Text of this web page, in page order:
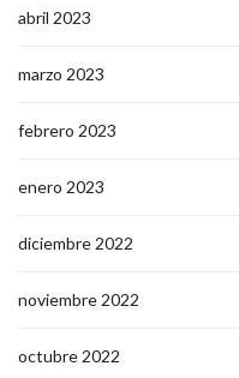
abril 2023
marzo 2023
febrero 2023
enero 2023
diciembre 2022
noviembre 2022
octubre 2022